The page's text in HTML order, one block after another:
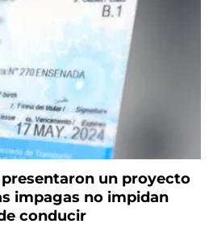
un proyecto
impagas no impidan
conducir